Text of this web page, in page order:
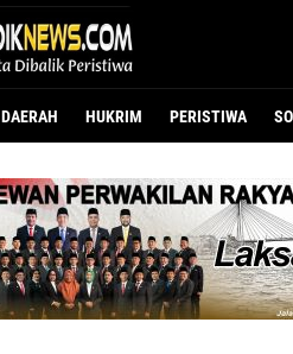
DAERAH HUKRIM PERISTIWA